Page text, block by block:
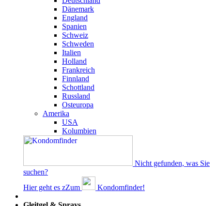
Dänemark
England
Spanien
Schweiz
Schweden
Italien
Holland
Frankreich
Finnland
Schottland
Russland
Osteuropa
Amerika
USA
Kolumbien
Nicht gefunden, was Sie
suchen?
Hier geht es zZum
Kondomfinder!